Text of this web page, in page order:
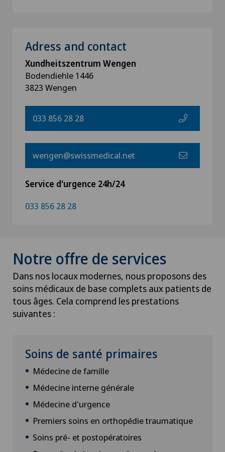
Adress and contact
Xundheitszentrum Wengen
Bodendiehle 1446
3823 Wengen
033 856 28 28
wengen@swissmedical.net
Service d'urgence 24h/24
033 856 28 28
Notre offre de services
Dans nos locaux modernes, nous proposons des
soins médicaux de base complets aux patients de
tous âges. Cela comprend les prestations
suivantes :
Soins de santé primaires
Médecine de famille
Médecine interne générale
Médecine d'urgence
Premiers soins en orthopédie traumatique
Soins pré- et postopératoires